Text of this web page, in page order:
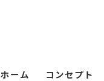
ホーム コンセプト